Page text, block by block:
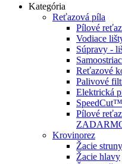
Kategória
Reťazová píla
Pílové
Vodiace
Súpravy -
Reťazové
Palivové
Elektrická
Pílové
Krovinorez
Žacie struny
Žacie hlavy